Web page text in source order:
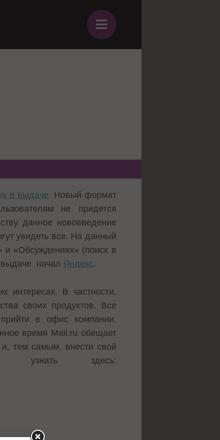
≡
в выдаче. Новый формат
не придется
данное нововведение
увидеть все. На данный
и «Обсуждениях» (поиск в
начал Яндекс.
интересах. В частности,
своих продуктов. Все
в офис компании.
время Mail.ru обещает
тем самым, внести свой
узнать здесь: